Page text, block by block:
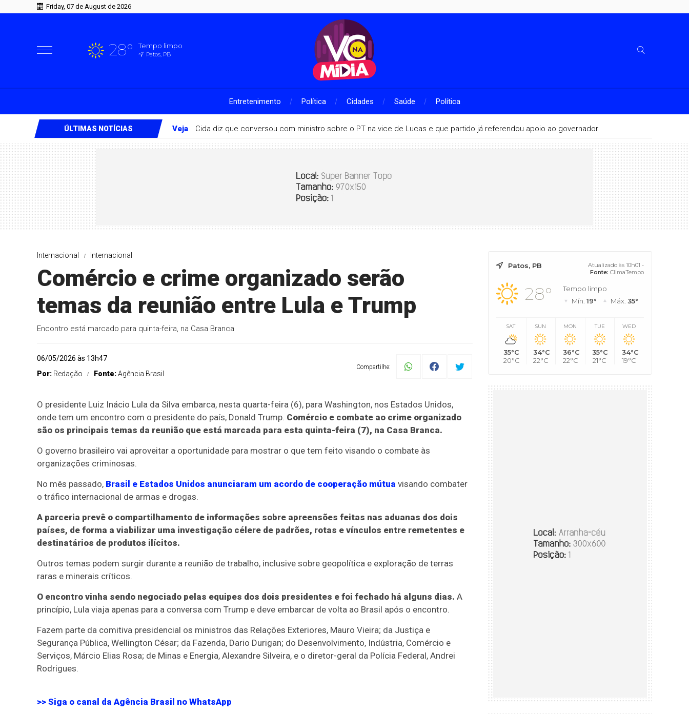
Friday, 07 de August de 2026
28° Tempo limpo
Patos, PB
Entretenimento Política Cidades Saúde Política
ÚLTIMAS NOTÍCIAS Veja Cida diz que conversou com ministro sobre o PT na vice de Lucas e que partido já referendou apoio ao governador
Internacional Internacional
Comércio e crime organizado serão
temas da reunião entre Lula e Trump
Encontro está marcado para quinta-feira, na Casa Branca
06/05/2026 às 13h47
Por: Redação Fonte:Agência Brasil
Compartilhe:
O presidente Luiz Inácio Lula da Silva embarca, nesta quarta-feira (6), para Washington, nos Estados Unidos,
onde tem um encontro com o presidente do país, Donald Trump. Comércio e combate ao crime organizado
são os principais temas da reunião que está marcada para esta quinta-feira (7), na Casa Branca.
O governo brasileiro vai aproveitar a oportunidade para mostrar o que tem feito visando o combate às
organizações criminosas.
No mês passado, Brasil e Estados Unidos anunciaram um acordo de cooperação mútua visando combater
o tráfico internacional de armas e drogas.
A parceria prevê o compartilhamento de informações sobre apreensões feitas nas aduanas dos dois
países, de forma a viabilizar uma investigação célere de padrões, rotas e vínculos entre remetentes e
destinatários de produtos ilícitos.
Outros temas podem surgir durante a reunião de trabalho, inclusive sobre geopolítica e exploração de terras
raras e minerais críticos.
O encontro vinha sendo negociado pelas equipes dos dois presidentes e foi fechado há alguns dias. A
princípio, Lula viaja apenas para a conversa com Trump e deve embarcar de volta ao Brasil após o encontro.
Fazem parte da comitiva presidencial os ministros das Relações Exteriores, Mauro Vieira; da Justiça e
Segurança Pública, Wellington César; da Fazenda, Dario Durigan; do Desenvolvimento, Indústria, Comércio e
Serviços, Márcio Elias Rosa; de Minas e Energia, Alexandre Silveira, e o diretor-geral da Polícia Federal, Andrei
Rodrigues.
>> Siga o canal da Agência Brasil no WhatsApp
Patos, PB
Atualizado às 10h01 -
Fonte: ClimaTempo
28°
Tempo limpo
Mín. 19° Máx. 35°
SAT
35°C
20°C
SUN
34°C
22°C
MON
36°C
22°C
TUE
35°C
21°C
WED
34°C
19°C